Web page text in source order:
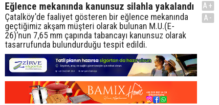
Eğlence mekanında kanunsuz silahla yakalandı
Çatalköy'de faaliyet gösteren bir eğlence mekanında
geçtiğimiz akşam müşteri olarak bulunan M.U.(E-
26)’nun 7,65 mm çapında tabancayı kanunsuz olarak
tasarrufunda bulundurduğu tespit edildi.
A+
A-